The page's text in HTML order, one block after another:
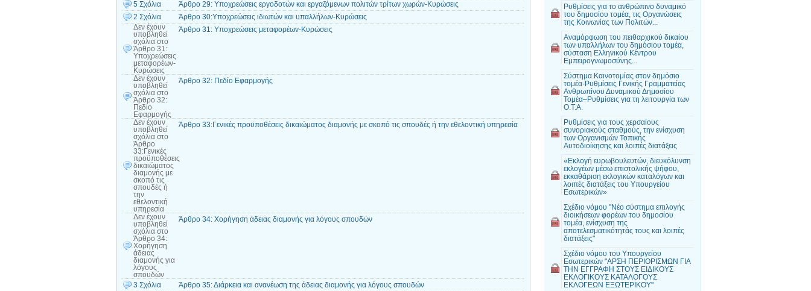
5 Σχόλια
Άρθρο 29: Υποχρεώσεις εργοδοτών και εργαζόμενων πολιτών τρίτων χωρών-Κυρώσεις
2 Σχόλια
Άρθρο 30:Υποχρεώσεις ιδιωτών και υπαλλήλων-Κυρώσεις
Δεν έχουν
υποβληθεί
σχόλια στο
Άρθρο 31:
Υποχρεώσεις
μεταφορέων-
Κυρώσεις
Άρθρο 31: Υποχρεώσεις μεταφορέων-Κυρώσεις
Δεν έχουν
υποβληθεί
σχόλια στο
Άρθρο 32:
Πεδίο
Εφαρμογής
Άρθρο 32: Πεδίο Εφαρμογής
Δεν έχουν
υποβληθεί
σχόλια στο
Άρθρο
33:Γενικές
προϋποθέσεις
δικαιώματος
διαμονής με
σκοπό τις
σπουδές ή
την
εθελοντική
υπηρεσία
Άρθρο 33:Γενικές προϋποθέσεις δικαιώματος διαμονής με σκοπό τις σπουδές ή την εθελοντική υπηρεσία
Δεν έχουν
υποβληθεί
σχόλια στο
Άρθρο 34:
Χορήγηση
άδειας
διαμονής για
λόγους
σπουδών
Άρθρο 34: Χορήγηση άδειας διαμονής για λόγους σπουδών
3 Σχόλια
Άρθρο 35: Διάρκεια και ανανέωση της άδειας διαμονής για λόγους σπουδών
Ρυθμίσεις για το ανθρώπινο δυναμικό
του δημοσίου τομέα, τις Οργανώσεις
της Κοινωνίας των Πολιτών...
Αναμόρφωση του πειθαρχικού δικαίου
των υπαλλήλων του δημόσιου τομέα,
σύσταση Ελληνικού Κέντρου
Εμπειρογνωμοσύνης...
Σύστημα Καινοτομίας στον δημόσιο
τομέα-Ρυθμίσεις Γενικής Γραμματείας
Ανθρωπίνου Δυναμικού Δημοσίου
Τομέα–Ρυθμίσεις για τη λειτουργία των
Ο.Τ.Α.
Ρυθμίσεις για τους χερσαίους
συνοριακούς σταθμούς, την ενίσχυση
των Οργανισμών Τοπικής
Αυτοδιοίκησης και λοιπές διατάξεις
«Εκλογή ευρωβουλευτών, διευκόλυνση
εκλογέων μέσω επιστολικής ψήφου,
εκκαθάριση εκλογικών καταλόγων και
λοιπές διατάξεις του Υπουργείου
Εσωτερικών»
Σχέδιο νόμου "Νέο σύστημα επιλογής
διοικήσεων φορέων του δημοσίου
τομέα, ενίσχυση της
αποτελεσματικότητάς τους και λοιπές
διατάξεις"
Σχέδιο νόμου του Υπουργείου
Εσωτερικών "ΑΡΣΗ ΠΕΡΙΟΡΙΣΜΩΝ ΓΙΑ
ΤΗΝ ΕΓΓΡΑΦΗ ΣΤΟΥΣ ΕΙΔΙΚΟΥΣ
ΕΚΛΟΓΙΚΟΥΣ ΚΑΤΑΛΟΓΟΥΣ
ΕΚΛΟΓΕΩΝ ΕΞΩΤΕΡΙΚΟΥ"